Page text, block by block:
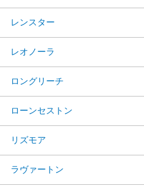
レンスター
レオノーラ
ロングリーチ
ローンセストン
リズモア
ラヴァートン